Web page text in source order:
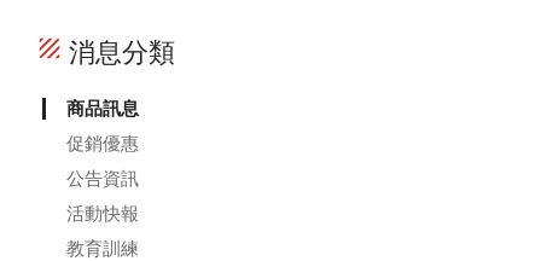
texture 消息分類
商品訊息
促銷優惠
公告資訊
活動快報
教育訓練